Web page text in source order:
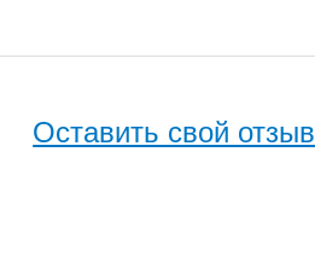
Оставить свой отзыв